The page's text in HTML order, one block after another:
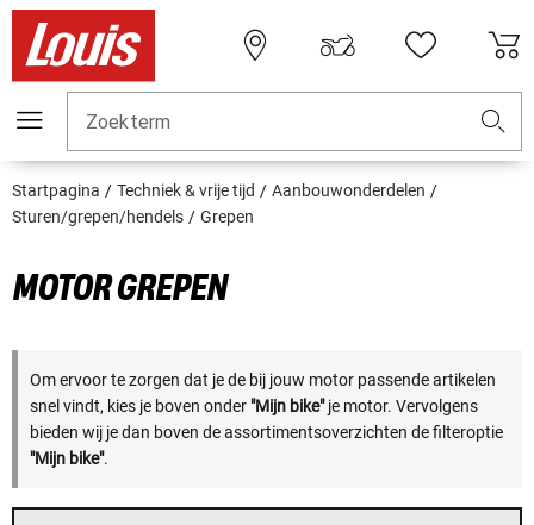
Zoekterm
Startpagina Techniek & vrije tijd
Aanbouwonderdelen
Sturen/grepen/hendels
Grepen
MOTOR GREPEN
Om ervoor te zorgen dat je de bij jouw motor passende artikelen
snel vindt, kies je boven onder "Mijn bike"je motor. Vervolgens
bieden wij je dan boven de assortimentsoverzichten de filteroptie
"Mijn bike".